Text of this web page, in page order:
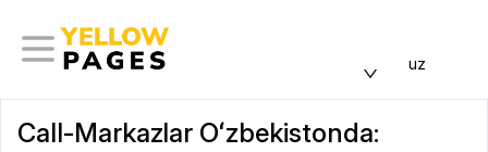
uz
Call-Markazlar Oʻzbekistonda: